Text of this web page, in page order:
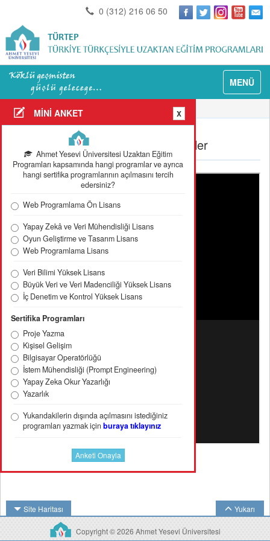
0 (312) 216 06 50
MENÜ
MİNİ ANKET X
Ahmet Yesevi Üniversitesi Uzaktan Eğitim
Programları kapsamında hangi programlar ve ayrıca
hangi sertifika programlarının açılmasını tercih
edersiniz?
Web Programlama Ön Lisans
Yapay Zekâ ve Veri Mühendisliği Lisans
Oyun Geliştirme ve Tasarım Lisans
Web Programlama Lisans
Veri Bilimi Yüksek Lisans
Büyük Veri ve Veri Madenciliği Yüksek Lisans
İç Denetim ve Kontrol Yüksek Lisans
Sertifika Programları
Proje Yazma
Kişisel Gelişim
Bilgisayar Operatörlüğü
İstem Mühendisliği (Prompt Engineering)
Yapay Zeka Okur Yazarlığı
Yazarlık
Yukarıdakilerin dışında açılmasını istediğiniz
programları yazmak için buraya tıklayınız
Anasayfa Tanıtım
Sanal Sınıf Videosu ve Örnek Dersler
Yukarı
Site Haritası
Copyright © 2026 Ahmet Yesevi Üniversitesi